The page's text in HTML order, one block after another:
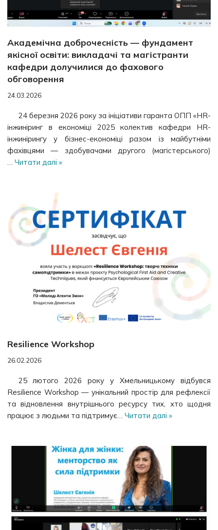
Академічна доброчесність — фундамент
якісної освіти: викладачі та магістранти
кафедри долучилися до фахового
обговорення
24.03.2026
24 березня 2026 року за ініціативи гаранта ОПП «HR-
інжиніринг в економіці 2025 колектив кафедри HR-
інжинірингу у бізнес-економіці разом із майбутніми
фахівцями — здобувачами другого (магістерського)
… Читати далі »
Resilience Workshop
26.02.2026
25 лютого 2026 року у Хмельницькому відбувся
Resilience Workshop — унікальний простір для рефлексії
та відновлення внутрішнього ресурсу тих, хто щодня
працює з людьми та підтримує… Читати далі »